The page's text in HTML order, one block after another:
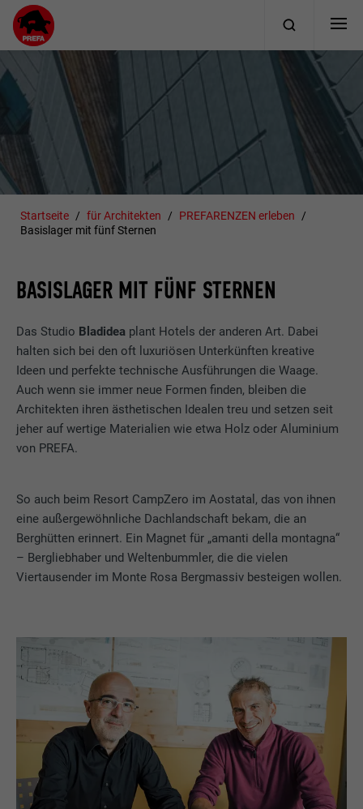
Startseite für Architekten
PREFARENZEN erleben
Basislager mit fünf Sternen
BASISLAGER MIT FÜNF STERNEN
Das Studio Bladidea plant Hotels der anderen Art. Dabei
halten sich bei den oft luxuriösen Unterkünften kreative
Ideen und perfekte technische Ausführungen die Waage.
Auch wenn sie immer neue Formen finden, bleiben die
Architekten ihren ästhetischen Idealen treu und setzen seit
jeher auf wertige Materialien wie etwa Holz oder Aluminium
von PREFA.
So auch beim Resort CampZero im Aostatal, das von ihnen
eine außergewöhnliche Dachlandschaft bekam, die an
Berghütten erinnert. Ein Magnet für „amanti della montagna“
– Bergliebhaber und Weltenbummler, die die vielen
Viertausender im Monte Rosa Bergmassiv besteigen wollen.